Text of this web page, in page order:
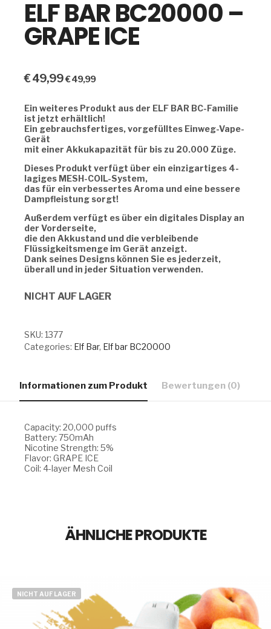
ELF BAR BC20000 –
GRAPE ICE
€49,99€49,99
Ein weiteres Produkt aus der ELF BAR BC-Familie
ist jetzt erhältlich!
Ein gebrauchsfertiges, vorgefülltes Einweg-Vape-
Gerät
mit einer Akkukapazität für bis zu 20.000 Züge.
Dieses Produkt verfügt über ein einzigartiges 4-
lagiges MESH-COIL-System,
das für ein verbessertes Aroma und eine bessere
Dampfleistung sorgt!
Außerdem verfügt es über ein digitales Display an
der Vorderseite,
die den Akkustand und die verbleibende
Flüssigkeitsmenge im Gerät anzeigt.
Dank seines Designs können Sie es jederzeit,
überall und in jeder Situation verwenden.
NICHT AUF LAGER
SKU: 1377
Categories: Elf Bar, Elf bar BC20000
Informationen zum Produkt Bewertungen (0)
Capacity: 20,000 puffs
Battery: 750mAh
Nicotine Strength: 5%
Flavor: GRAPE ICE
Coil: 4-layer Mesh Coil
ÄHNLICHE PRODUKTE
NICHT AUF LAGER